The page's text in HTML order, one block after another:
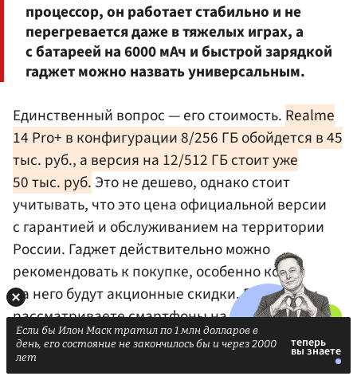
процессор, он работает стабильно и не
перегревается даже в тяжелых играх, а
с батареей на 6000 мАч и быстрой зарядкой
гаджет можно назвать универсальным.
Единственный вопрос — его стоимость. Realme
14 Pro+ в конфигурации 8/256 ГБ обойдется в 45
тыс. руб., а версия на 12/512 ГБ стоит уже
50 тыс. руб.Это не дешево, однако стоит
учитывать, что это цена официальной версии
с гарантией и обслуживанием на территории
России. Гаджет действительно можно
рекомендовать к покупке, особенно когда
на него будут акционные скидки. Если же вы
рассматриваете смартфоны на маркетплейсах
с доставкой из-за границы, то там на эти деньги
выбор будет более широким.
Если бы Илон Маск тратил по 1 млн долларов в
день, его состояние не закончилось бы и через 2000
лет